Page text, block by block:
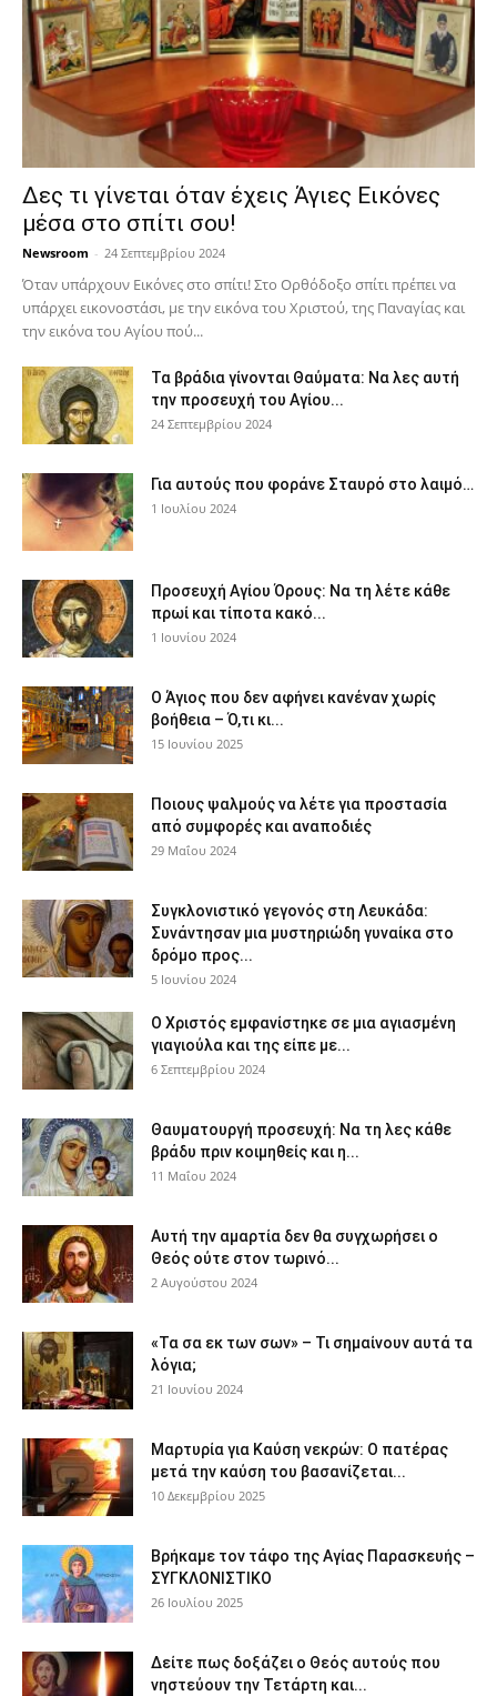
Δες τι γίνεται όταν έχεις Άγιες Εικόνες
μέσα στο σπίτι σου!
Newsroom - 24 Σεπτεμβρίου 2024
Όταν υπάρχουν Εικόνες στο σπίτι! Στο Ορθόδοξο σπίτι πρέπει να
υπάρχει εικονοστάσι, με την εικόνα του Χριστού, της Παν­αγίας και
την εικόνα του Αγίου πού...
Τα βράδια γίνονται Θαύματα: Να λες αυτή
την προσευχή του Αγίου...
24 Σεπτεμβρίου 2024
Για αυτούς που φοράνε Σταυρό στο λαιμό…
1 Ιουλίου 2024
Προσευχή Αγίου Όρους: Να τη λέτε κάθε
πρωί και τίποτα κακό...
1 Ιουνίου 2024
Ο Άγιος που δεν αφήνει κανέναν χωρίς
βοήθεια – Ό,τι κι...
15 Ιουνίου 2025
Ποιους ψαλμούς να λέτε για προστασία
από συμφορές και αναποδιές
29 Μαΐου 2024
Συγκλονιστικό γεγονός στη Λευκάδα:
Συνάντησαν μια μυστηριώδη γυναίκα στο
δρόμο προς...
5 Ιουνίου 2024
Ο Χριστός εμφανίστηκε σε μια αγιασμένη
γιαγιούλα και της είπε με...
6 Σεπτεμβρίου 2024
Θαυματουργή προσευχή: Να τη λες κάθε
βράδυ πριν κοιμηθείς και η...
11 Μαΐου 2024
Αυτή την αμαρτία δεν θα συγχωρήσει ο
Θεός ούτε στον τωρινό...
2 Αυγούστου 2024
«Τα σα εκ των σων» – Τι σημαίνουν αυτά τα
λόγια;
21 Ιουνίου 2024
Μαρτυρία για Καύση νεκρών: Ο πατέρας
μετά την καύση του βασανίζεται...
10 Δεκεμβρίου 2025
Βρήκαμε τον τάφο της Αγίας Παρασκευής –
ΣΥΓΚΛΟΝΙΣΤΙΚΟ
26 Ιουλίου 2025
Δείτε πως δοξάζει ο Θεός αυτούς που
νηστεύουν την Τετάρτη και...